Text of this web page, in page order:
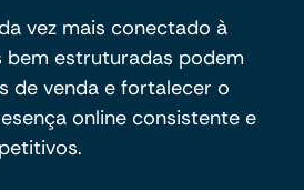
vez mais conectado à
bem estruturadas podem
de venda e fortalecer o
online consistente e